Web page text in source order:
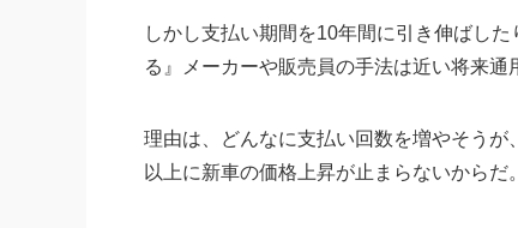
しかし支払い期間を10年間に引き伸ばし
る』メーカーや販売員の手法は近い将来通
理由は、どんなに支払い回数を増やそう
以上に新車の価格上昇が止まらないからだ。